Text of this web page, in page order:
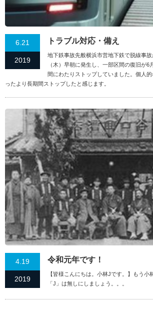
6.21
2019
トラブル対応・備え
地下鉄事故先般横浜市営地下鉄で脱線事
（木）早朝に発生し、一部区間の復旧が6
間にわたりストップしていました。個人
ったより長期間ストップしたと感じます。
4.19
2019
令和元年です！
【皆様こんにちは。小林Jです。】もう小
「J」は無しにしましょう。。。